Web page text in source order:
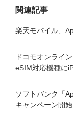
関連記事
楽天モバイル、
ドコモオンライ
eSIM対応機種に
ソフトバンク「
キャンペーン開始